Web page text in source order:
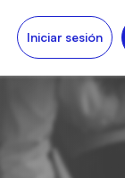
Iniciar sesión